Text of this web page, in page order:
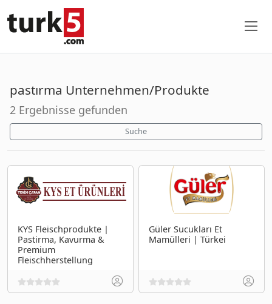
pastırma Unternehmen/Produkte
2 Ergebnisse gefunden
Suche
KYS Fleischprodukte |
Pastirma, Kavurma &
Premium
Fleischherstellung
Güler Sucukları Et
Mamülleri | Türkei